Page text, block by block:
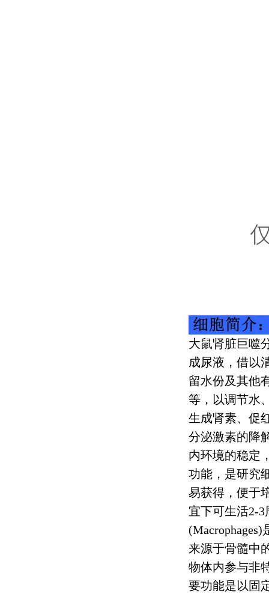
大鼠肾脏巨噬
成尿液，借以
留水份及其他
等，以调节水
生成肾素、促
分泌激素的降
内环境的稳定
功能，是研究
易获得，便于
宜下可生活2-3
(Macrophages)
来源于骨髓中
物体内参与非
要功能是以固